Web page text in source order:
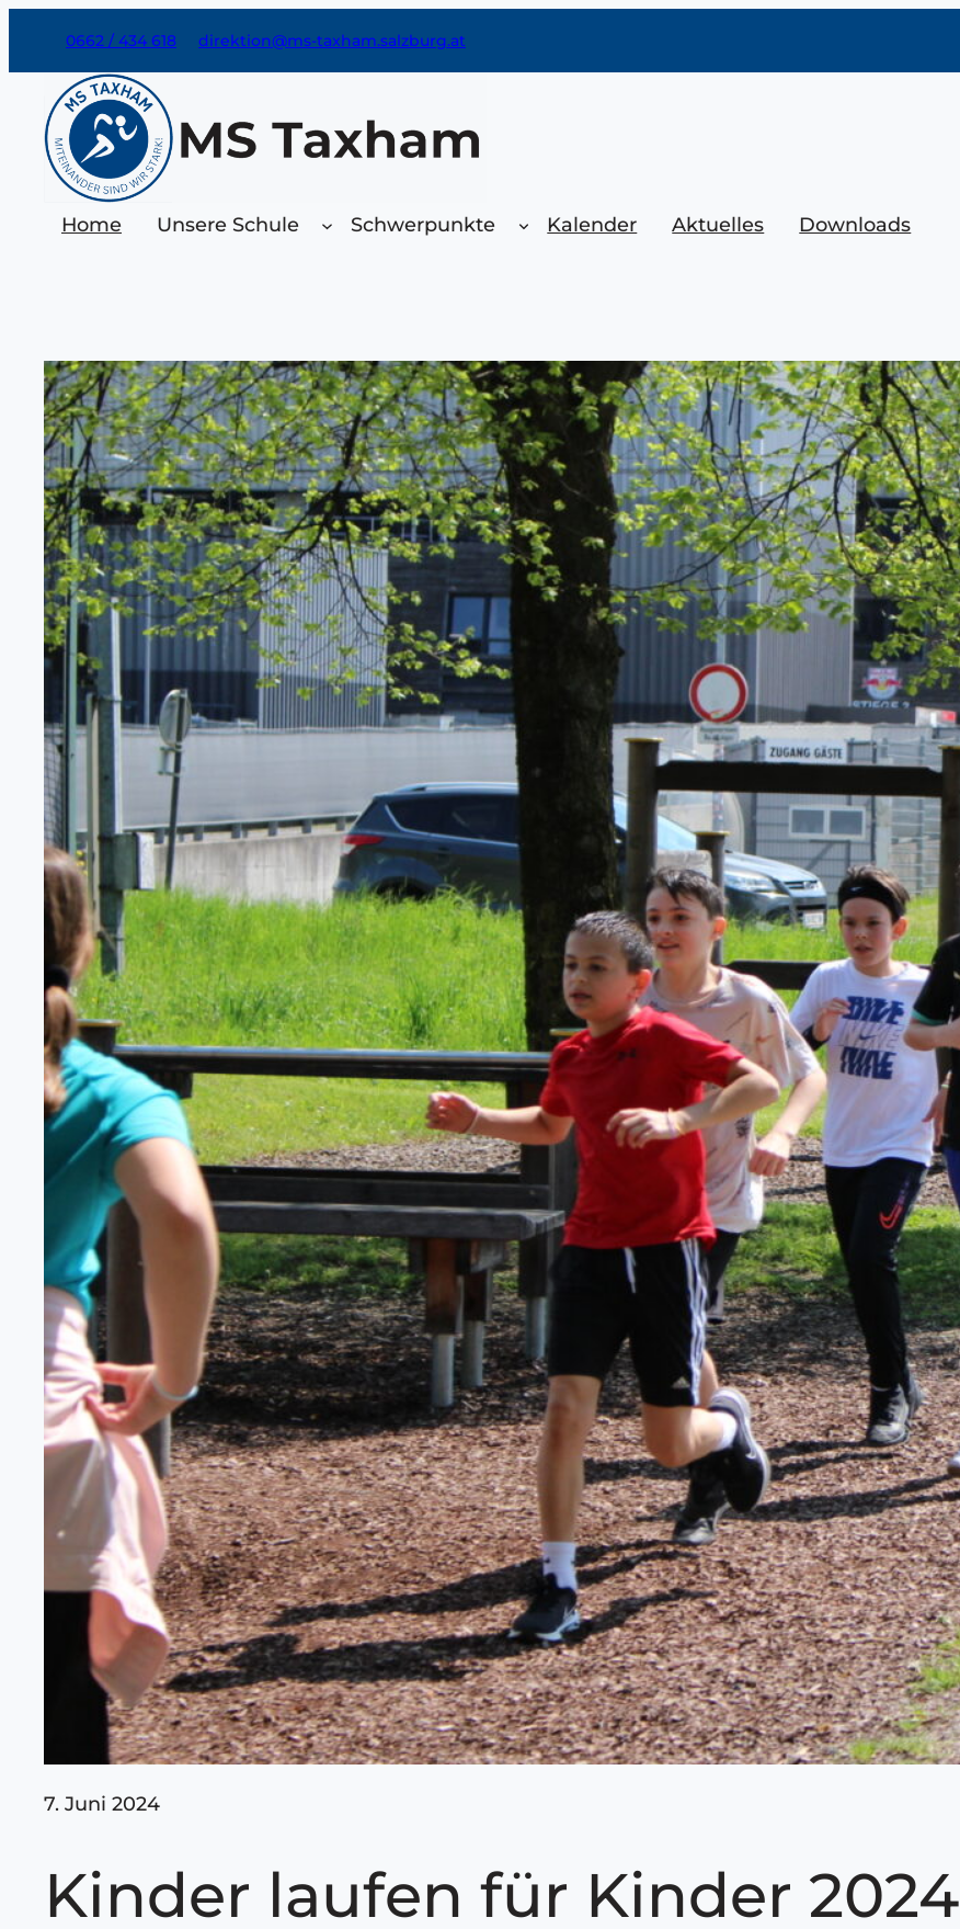
springen
0662 / 434 618 direktion@ms-taxham.salzburg.at
Home Unsere Schule Schwerpunkte Kalender Aktuelles Downloads
7. Juni 2024
Kinder laufen für Kinder 2024